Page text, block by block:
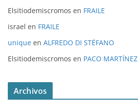
Elsitiodemiscromos en FRAILE
israel en FRAILE
unique en ALFREDO DI STÉFANO
Elsitiodemiscromos en PACO MARTÍNEZ
Archivos